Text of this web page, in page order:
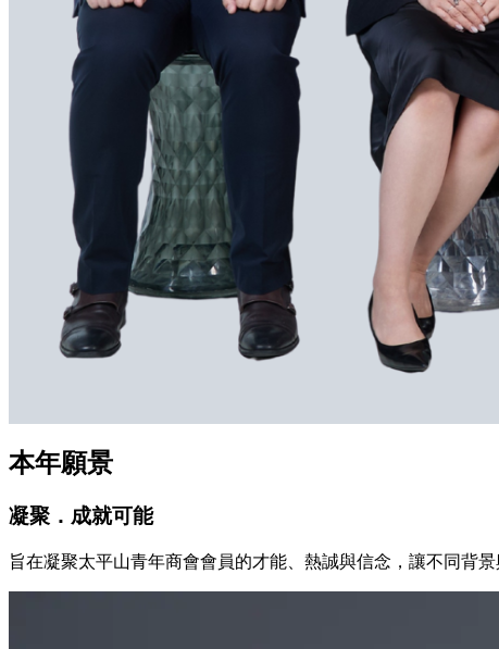
本年願景
凝聚．成就可能
旨在凝聚太平山青年商會會員的才能、熱誠與信念，讓不同背